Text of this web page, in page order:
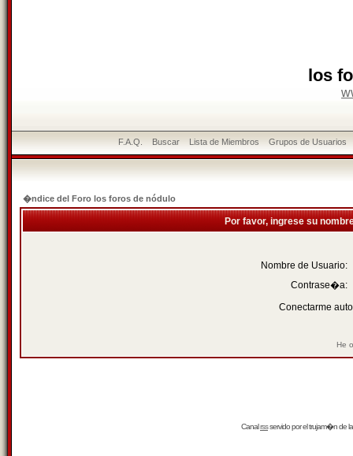
los
F.A.Q. Buscar Lista de Miembros Grupos de Usuarios
�ndice del Foro los foros de nódulo
Por favor, ingrese su
Nombre de Usuario:
Contrase�a:
Conectarme
He
Canalrssservido por eltrujam�nde